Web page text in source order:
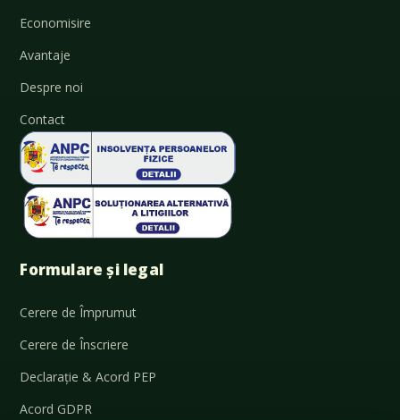
Economisire
Avantaje
Despre noi
Contact
Formulare și legal
Cerere de Împrumut
Cerere de Înscriere
Declarație & Acord PEP
Acord GDPR